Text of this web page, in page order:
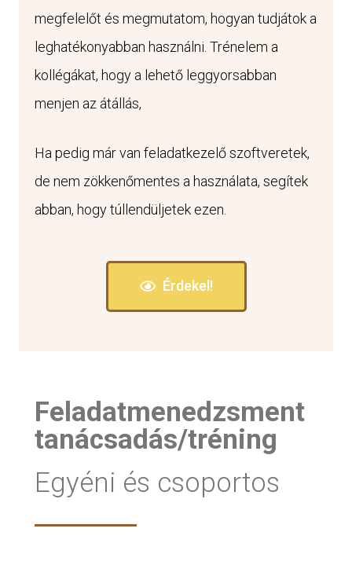
megfelelőt és megmutatom, hogyan tudjátok a
leghatékonyabban használni. Trénelem a
kollégákat, hogy a lehető leggyorsabban
menjen az átállás,
Ha pedig már van feladatkezelő szoftveretek,
de nem zökkenőmentes a használata, segítek
abban, hogy túllendüljetek ezen.
Érdekel!
Feladatmenedzsment
tanácsadás/tréning
Egyéni és csoportos